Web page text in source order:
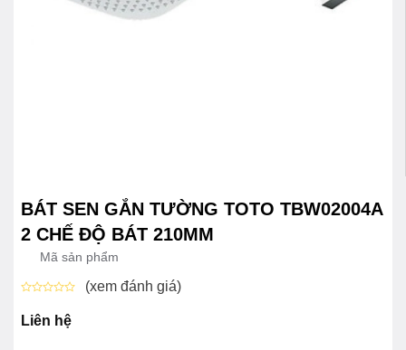
BÁT SEN GẮN TƯỜNG TOTO TBW02004A
2 CHẾ ĐỘ BÁT 210MM
Mã sản phẩm
xếp
hạng
(xem đánh giá)
Liên hệ